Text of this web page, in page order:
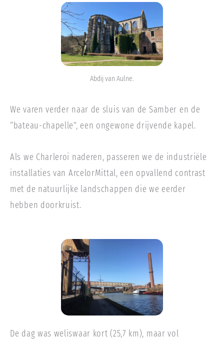
Abdij van Aulne.
We varen verder naar de sluis van de Samber en de
“bateau-chapelle”, een ongewone drijvende kapel.
Als we Charleroi naderen, passeren we de industriële
installaties van ArcelorMittal, een opvallend contrast
met de natuurlijke landschappen die we eerder
hebben doorkruist.
De dag was weliswaar kort (25,7 km), maar vol